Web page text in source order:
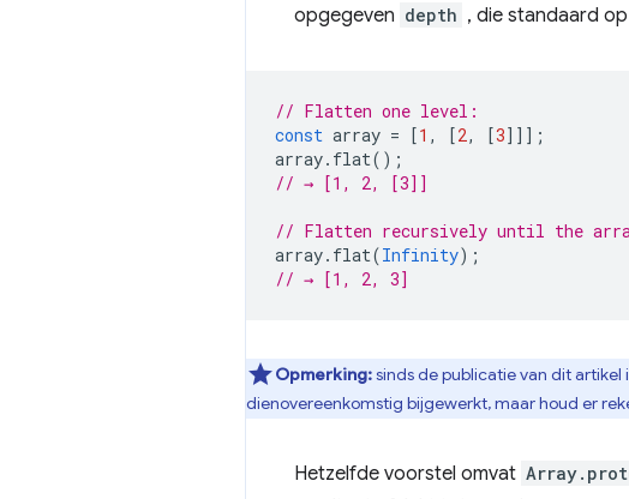
opgegeven depth , die standaard op
// Flatten one level:
const array = [1 , [2, [3]]];
array. flat();
// → [1, 2, [3]]
// Flatten recursively until the
array. flat(Infinity);
// → [1, 2, 3]
Opmerking:sinds de publicatie van dit artikel
dienovereenkomstig bijgewerkt, maar houd er
Hetzelfde voorstel omvat